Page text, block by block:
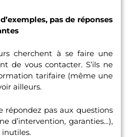
pas de réponses
cherchent à se faire une
de vous contacter. S’ils ne
tarifaire (même une
ailleurs.
répondez pas aux questions
d’intervention, garanties…),
inutiles.